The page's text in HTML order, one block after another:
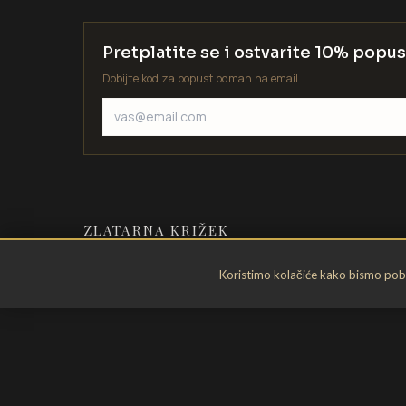
Koristimo kolačiće kako bismo
Pretplatite se i ostvarite 10%
Dobijte kod za popust odmah na email.
ZLATARNA KRIŽEK